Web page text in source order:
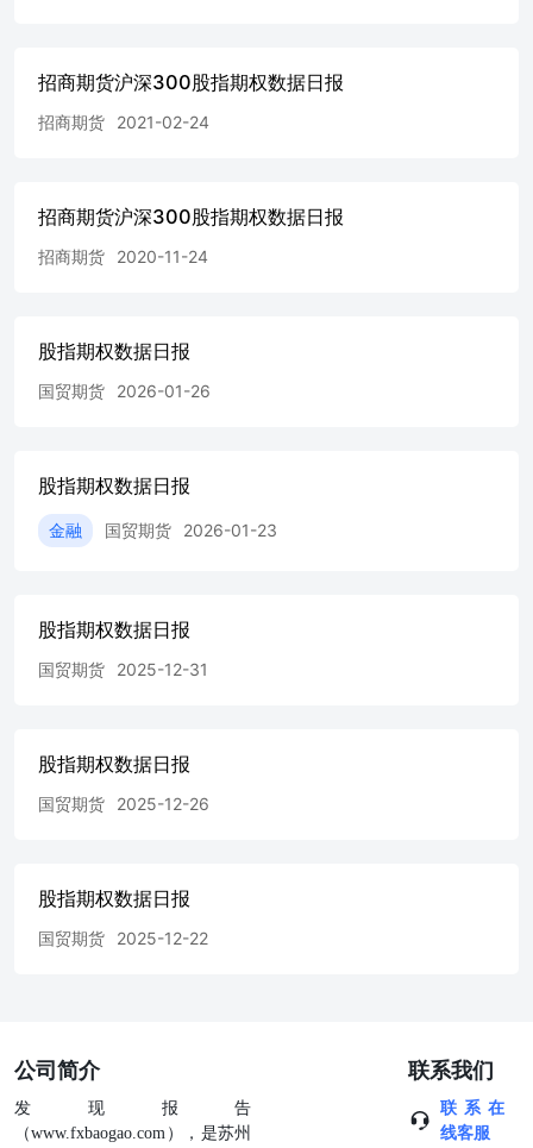
招商期货沪深300股指期权数据日报
招商期货 2021-02-24
招商期货沪深300股指期权数据日报
招商期货 2020-11-24
股指期权数据日报
国贸期货 2026-01-26
股指期权数据日报
金融 国贸期货 2026-01-23
股指期权数据日报
国贸期货 2025-12-31
股指期权数据日报
国贸期货 2025-12-26
股指期权数据日报
国贸期货 2025-12-22
公司简介
发现报告
（www.fxbaogao.com），是苏州
联系我们
联系在
线客服